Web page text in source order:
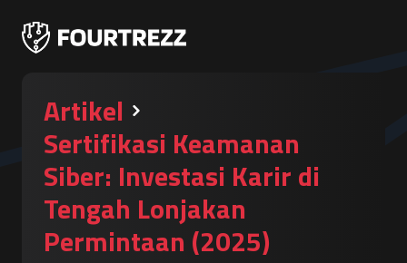
Artikel
Sertifikasi Keamanan
Siber: Investasi Karir di
Tengah Lonjakan
Permintaan (2025)